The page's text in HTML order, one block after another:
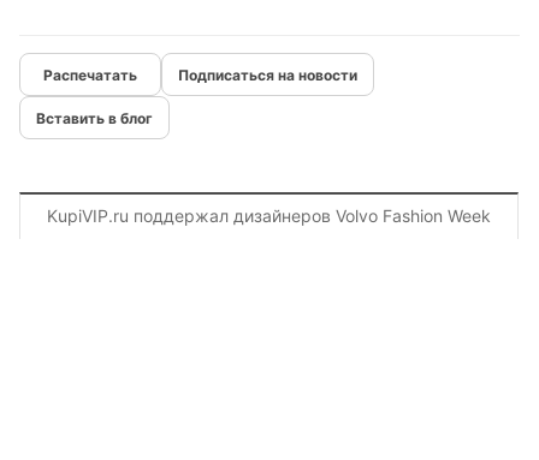
Подписаться на новости
Вставить в блог
KupiVIP.ru поддержал дизайнеров Volvo Fashion Week